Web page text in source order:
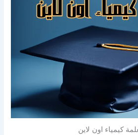
كيمياء اون لاين